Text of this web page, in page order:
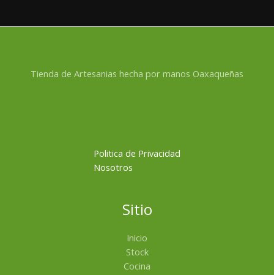
Tienda de Artesanias hecha por manos Oaxaqueñas
Politica de Privacidad
Nosotros
Sitio
Inicio
Stock
Cocina